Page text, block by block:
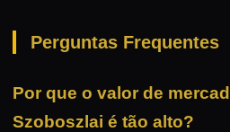
Perguntas Frequentes
Por que o valor de
Szoboszlai é tão alto?